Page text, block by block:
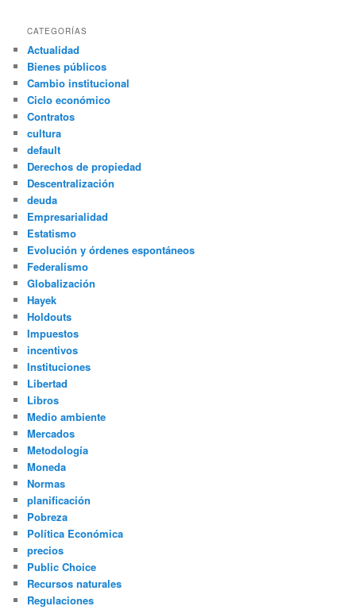
CATEGORÍAS
Actualidad
Bienes públicos
Cambio institucional
Ciclo económico
Contratos
cultura
default
Derechos de propiedad
Descentralización
deuda
Empresarialidad
Estatismo
Evolución y órdenes espontáneos
Federalismo
Globalización
Hayek
Holdouts
Impuestos
incentivos
Instituciones
Libertad
Libros
Medio ambiente
Mercados
Metodología
Moneda
Normas
planificación
Pobreza
Política Económica
precios
Public Choice
Recursos naturales
Regulaciones